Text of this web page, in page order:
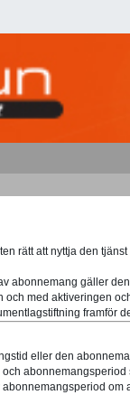
rätt att nyttja den
abonnemang gäller
med aktiveringen
framför
eller den
om